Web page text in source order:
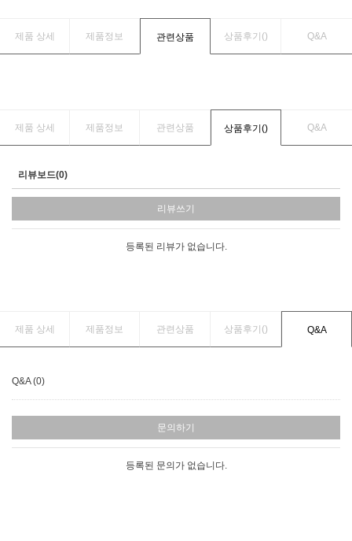
제품 상세 제품정보 관련상품 상품후기() Q&A
제품 상세 제품정보 관련상품 상품후기() Q&A
리뷰보드(0)
리뷰쓰기
등록된 리뷰가 없습니다.
제품 상세 제품정보 관련상품 상품후기() Q&A
Q&A (0)
문의하기
등록된 문의가 없습니다.